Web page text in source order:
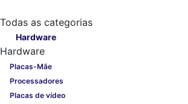
Todas as categorias
Hardware
Hardware
Placas-Mãe
Processadores
Placas de vídeo